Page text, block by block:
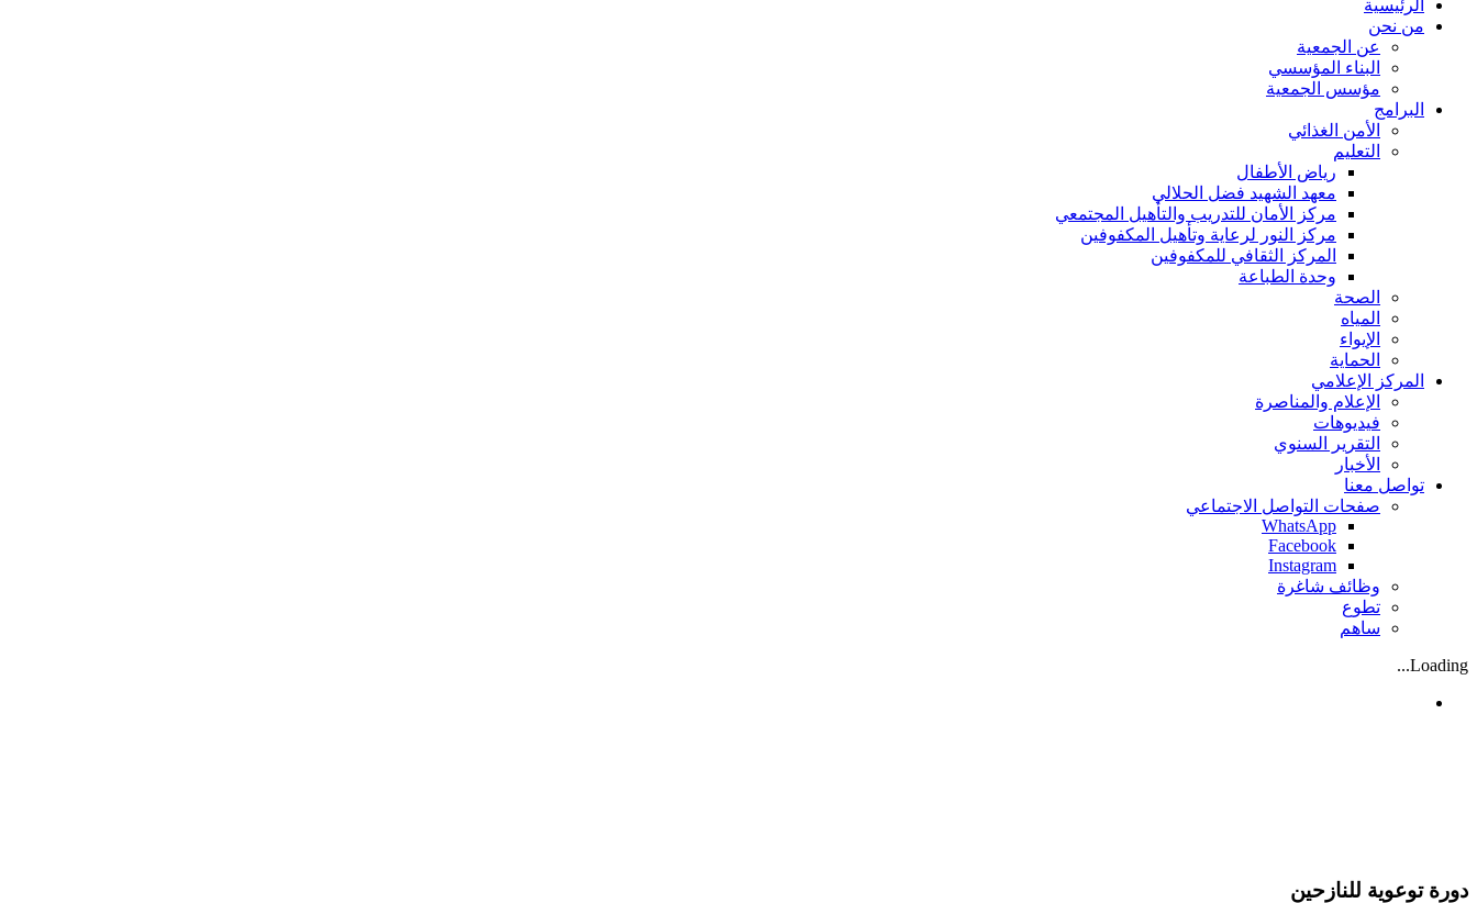
الرئيسية
من نحن
عن الجمعية
البناء المؤسسي
مؤسس الجمعية
البرامج
الأمن الغذائي
التعليم
رياض الأطفال
معهد الشهيد فضل الحلالي
مركز الأمان للتدريب والتأهيل المجتمعي
مركز النور لرعاية وتأهيل المكفوفين
المركز الثقافي للمكفوفين
وحدة الطباعة
الصحة
المياه
الإيواء
الحماية
المركز الإعلامي
الإعلام والمناصرة
فيديوهات
التقرير السنوي
الأخبار
تواصل معنا
صفحات التواصل الاجتماعي
WhatsApp
Facebook
Instagram
وظائف شاغرة
تطوع
ساهم
Loading...
دورة توعوية للنازحين